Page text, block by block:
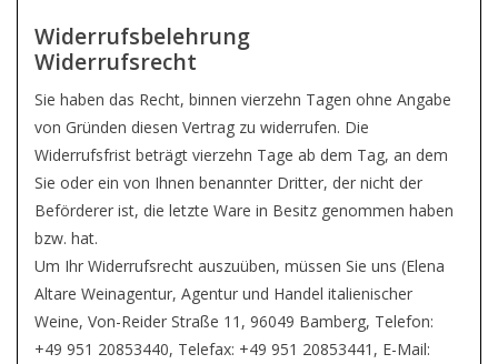
Widerrufsbelehrung
Widerrufsrecht
Sie haben das Recht, binnen vierzehn Tagen ohne Angabe
von Gründen diesen Vertrag zu widerrufen. Die
Widerrufsfrist beträgt vierzehn Tage ab dem Tag, an dem
Sie oder ein von Ihnen benannter Dritter, der nicht der
Beförderer ist, die letzte Ware in Besitz genommen haben
bzw. hat.
Um Ihr Widerrufsrecht auszuüben, müssen Sie uns (Elena
Altare Weinagentur, Agentur und Handel italienischer
Weine, Von-Reider Straße 11, 96049 Bamberg, Telefon:
+49 951 20853440, Telefax: +49 951 20853441, E-Mail: